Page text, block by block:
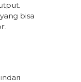
bisa